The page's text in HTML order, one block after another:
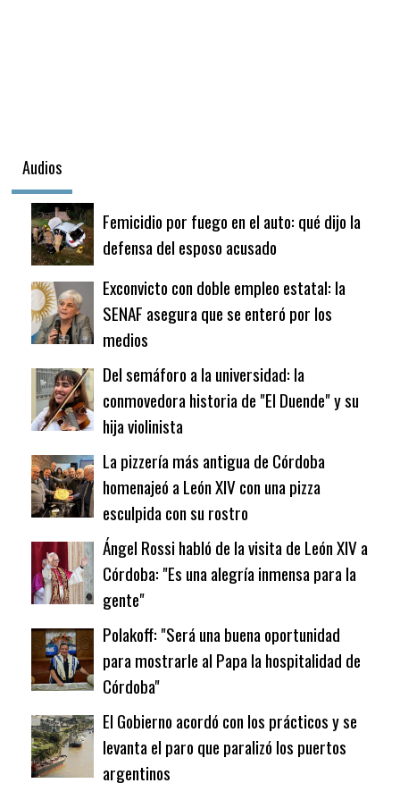
Audios
Femicidio por fuego en el auto: qué dijo la
defensa del esposo acusado
Exconvicto con doble empleo estatal: la
SENAF asegura que se enteró por los
medios
Del semáforo a la universidad: la
conmovedora historia de "El Duende" y su
hija violinista
La pizzería más antigua de Córdoba
homenajeó a León XIV con una pizza
esculpida con su rostro
Ángel Rossi habló de la visita de León XIV a
Córdoba: "Es una alegría inmensa para la
gente"
Polakoff: "Será una buena oportunidad
para mostrarle al Papa la hospitalidad de
Córdoba"
El Gobierno acordó con los prácticos y se
levanta el paro que paralizó los puertos
argentinos